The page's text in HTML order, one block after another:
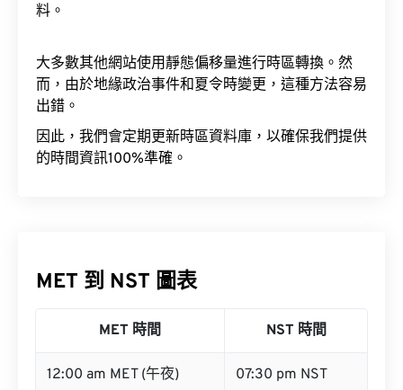
料。
大多數其他網站使用靜態偏移量進行時區轉換。然
而，由於地緣政治事件和夏令時變更，這種方法容易
出錯。
因此，我們會定期更新時區資料庫，以確保我們提供
的時間資訊100%準確。
MET 到 NST 圖表
MET 時間 NST 時間
12:00 am MET (午夜) 07:30 pm NST